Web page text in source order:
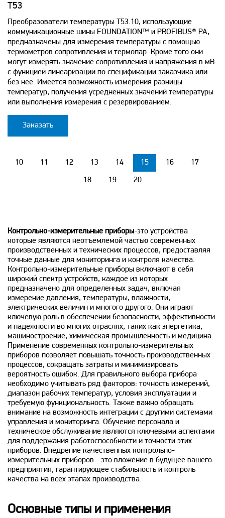
T53
Преобразователи температуры Т53.10, использующие
коммуникационные шины FOUNDATION™ и PROFIBUS® PA,
предназначены для измерения температуры с помощью
термометров сопротивления и термопар. Кроме того они
могут измерять значение сопротивления и напряжения в мВ
с функцией линеаризации по спецификации заказчика или
без нее. Имеется возможность измерения разницы
температур, получения усредненных значений температуры
или выполнения измерения с резервированием.
Заказать
10 11 12 13 14 15 16 17
18 19 20
Контрольно-измерительные приборы-это устройства
которые являются неотъемлемой частью современных
производственных и технических процессов, предоставляя
точные данные для мониторинга и контроля качества.
Контрольно-измерительные приборы включают в себя
широкий спектр устройств, каждое из которых
предназначено для определенных задач, включая
измерение давления, температуры, влажности,
электрических величин и многого другого. Они играют
ключевую роль в обеспечении безопасности, эффективности
и надежности во многих отраслях, таких как энергетика,
машиностроение, химическая промышленность и медицина.
Применение современных контрольно-измерительных
приборов позволяет повышать точность производственных
процессов, сокращать затраты и минимизировать
вероятность ошибок. Для правильного выбора прибора
необходимо учитывать ряд факторов: точность измерений,
диапазон рабочих температур, условия эксплуатации и
требуемую функциональность. Также важно обращать
внимание на возможность интеграции с другими системами
управления и мониторинга. Обучение персонала и
техническое обслуживание являются ключевыми аспектами
для поддержания работоспособности и точности этих
приборов. Внедрение качественных контрольно-
измерительных приборов - это вложение в будущее вашего
предприятия, гарантирующее стабильность и контроль
качества на всех этапах производства.
Основные типы и применения